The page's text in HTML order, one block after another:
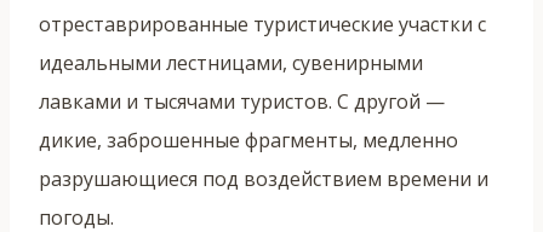
отреставрированные туристические участки с
идеальными лестницами, сувенирными
лавками и тысячами туристов. С другой —
дикие, заброшенные фрагменты, медленно
разрушающиеся под воздействием времени и
погоды.